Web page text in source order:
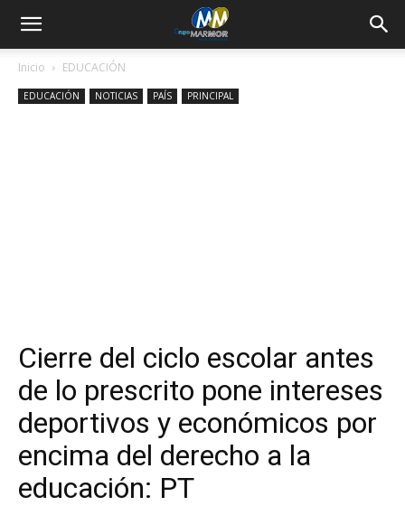
Inicio EDUCACIÓN
EDUCACIÓN NOTICIAS PAÍS PRINCIPAL
Cierre del ciclo escolar antes
de lo prescrito pone intereses
deportivos y económicos por
encima del derecho a la
educación: PT